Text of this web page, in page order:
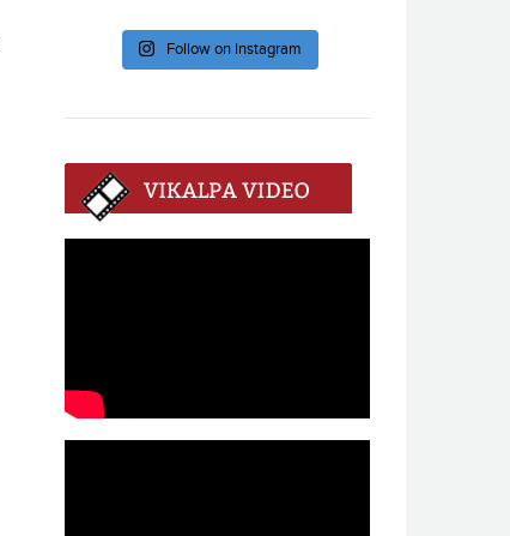
Follow on Instagram